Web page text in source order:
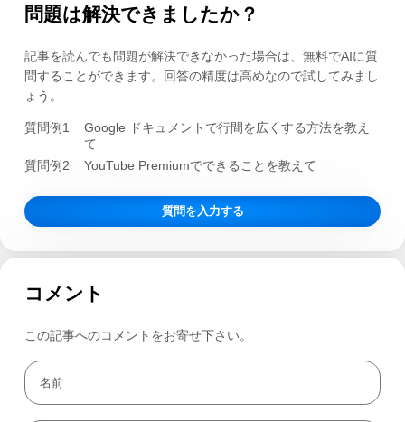
問題は解決できましたか？
記事を読んでも問題が解決できなかった場合は、無料でAIに質
問することができます。回答の精度は高めなので試してみまし
ょう。
質問例1
Google ドキュメントで行間を広くする方法を教え
て
質問例2
YouTube Premiumでできることを教えて
質問を入力する
コメント
この記事へのコメントをお寄せ下さい。